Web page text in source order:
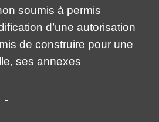
soumis à permis
d’une autorisation
de construire pour une
ses annexes
-